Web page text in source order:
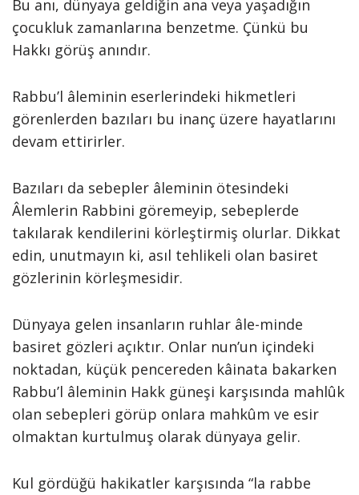
Bu anı, dünyaya geldiğin ana veya yaşadığın
çocukluk zamanlarına benzetme. Çünkü bu
Hakkı görüş anındır.
Rabbu’l âleminin eserlerindeki hikmetleri
görenlerden bazıları bu inanç üzere hayatlarını
devam ettirirler.
Bazıları da sebepler âleminin ötesindeki
Âlemlerin Rabbini göremeyip, sebeplerde
takılarak kendilerini körleştirmiş olurlar. Dikkat
edin, unutmayın ki, asıl tehlikeli olan basiret
gözlerinin körleşmesidir.
Dünyaya gelen insanların ruhlar âle-minde
basiret gözleri açıktır. Onlar nun’un içindeki
noktadan, küçük pencereden kâinata bakarken
Rabbu’l âleminin Hakk güneşi karşısında mahlûk
olan sebepleri görüp onlara mahkûm ve esir
olmaktan kurtulmuş olarak dünyaya gelir.
Kul gördüğü hakikatler karşısında “la rabbe